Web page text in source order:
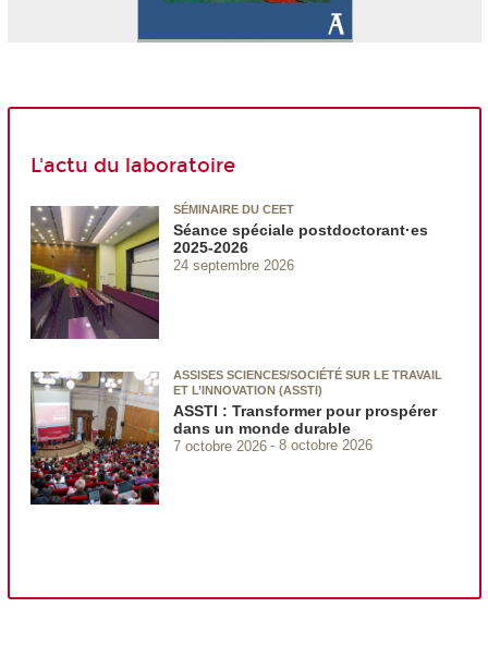
L'actu du laboratoire
SÉMINAIRE DU CEET
Séance spéciale postdoctorant·es
2025-2026
24 septembre 2026
ASSISES SCIENCES/SOCIÉTÉ SUR LE TRAVAIL
ET L’INNOVATION (ASSTI)
ASSTI : Transformer pour prospérer
dans un monde durable
7 octobre 2026 8 octobre 2026